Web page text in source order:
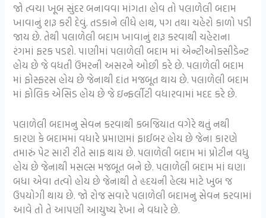
જો ત્વચા ખૂબ સુંદર બનાવવા માંગતા હોવ તો પલાળેલી બદામ
ખાવાનું શરૂ કરી દેવું. તડકાને લીધે હાથ, પગ તથા ચહેરો કાળો પડી
જાય છે. તેથી પલાળેલી બદામ ખાવાનું શરૂ કરવાથી ચહેરાના
રંગમાં ફરક પડશે. પાણીમાં પલાળેલી બદામ માં એન્ટીઓક્સીડેન્ટ
હોય છે જે વધતી ઉંમરની અસરને ઓછી કરે છે. પલાળેલી બદામ
માં ફોસ્ફરસ હોય છે જેનાથી દાંત મજબૂત થાય છે. પલાળેલી બદામ
માં ફોલિક એસિડ હોય છે જે ઇન્ફર્લીટી વધારવામાં મદદ કરે છે.
પલાળેલી બદામનુ સેવન કરવાથી કબજિયાત વગેરે થતું નથી
કારણ કે બદામમાં વધારે પ્રમાણમાં ફાઈબર હોય છે જેના કારણે
તમારું પેટ સારી રીતે સાફ થાય છે. પલાળેલી બદામ માં પ્રોટીન વધુ
હોય છે જેનાથી મસલ્સ મજબૂત બને છે. પલાળેલી બદામ માં ઘણા
બધા એવા તત્વો હોય છે જેનાથી તે હૃદયની હેલ્થ માટે ખુબ જ
ઉપયોગી થાય છે. જો રોજ સવારે પલાળેલી બદામનુ સેવન કરવામાં
આવે તો તે આપણી આયુષ્ય રેખા ને વધારે છે.